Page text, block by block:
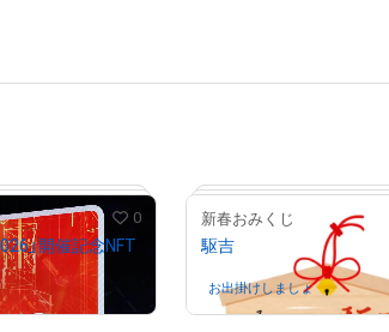
0
」開催記念NFT
さんが保有中
新春おみくじ
駆吉
お出掛けしましょさんが保有中